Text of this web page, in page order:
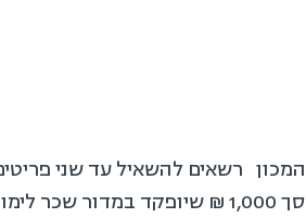
רשאים להשאיל עד שני